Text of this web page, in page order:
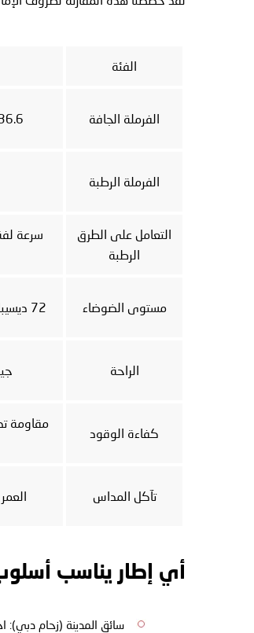
الفئة
الفرملة الجافة 36.6 م متوسط (جيد على الأسفلت
الفرملة الرطبة
التعامل على الطرق
الرطبة
مستوى الضوضاء 72 ديسيبل خارجي (إحساس أكثر صلابة على المطبات)
الراحة
كفاءة الوقود
تآكل المداس العمر المتوقع
أي إطار يناسب
سائق المدينة (زحام دبي): اختر ميشلان بريماسي 4 بلس لقيادة